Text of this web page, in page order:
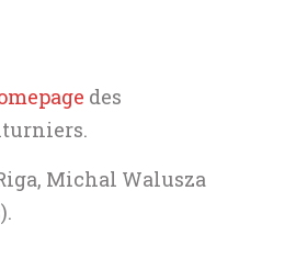
des
Michal Walusza